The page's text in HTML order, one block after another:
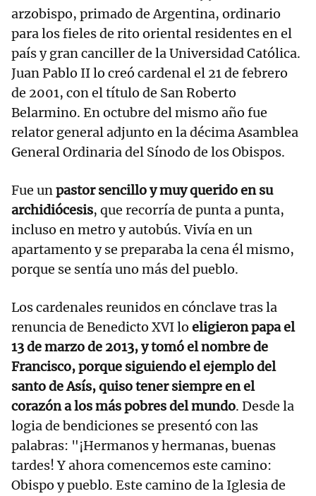
arzobispo, primado de Argentina, ordinario
para los fieles de rito oriental residentes en el
país y gran canciller de la Universidad Católica.
Juan Pablo II lo creó cardenal el 21 de febrero
de 2001, con el título de San Roberto
Belarmino. En octubre del mismo año fue
relator general adjunto en la décima Asamblea
General Ordinaria del Sínodo de los Obispos.
Fue unpastor sencillo y muy querido en su
archidiócesis, que recorría de punta a punta,
incluso en metro y autobús. Vivía en un
apartamento y se preparaba la cena él mismo,
porque se sentía uno más del pueblo.
Los cardenales reunidos en cónclave tras la
renuncia de Benedicto XVI lo eligieron papa el
13 de marzo de 2013, y tomó el nombre de
Francisco, porque siguiendo el ejemplo del
santo de Asís, quiso tener siempre en el
corazón a los más pobres del mundo. Desde la
logia de bendiciones se presentó con las
palabras: "¡Hermanos y hermanas, buenas
tardes! Y ahora comencemos este camino:
Obispo y pueblo. Este camino de la Iglesia de